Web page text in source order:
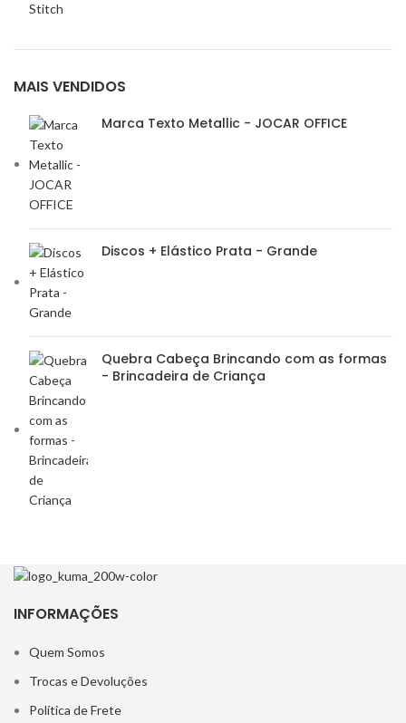
Stitch
MAIS VENDIDOS
Marca Texto Metallic - JOCAR OFFICE
Discos + Elástico Prata - Grande
Quebra Cabeça Brincando com as formas
- Brincadeira de Criança
INFORMAÇÕES
Quem Somos
Trocas e Devoluções
Política de Frete